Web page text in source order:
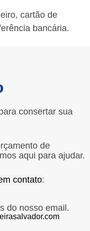
cartão de
bancária.
consertar sua
de
aqui para ajudar.
contato:
do nosso email.